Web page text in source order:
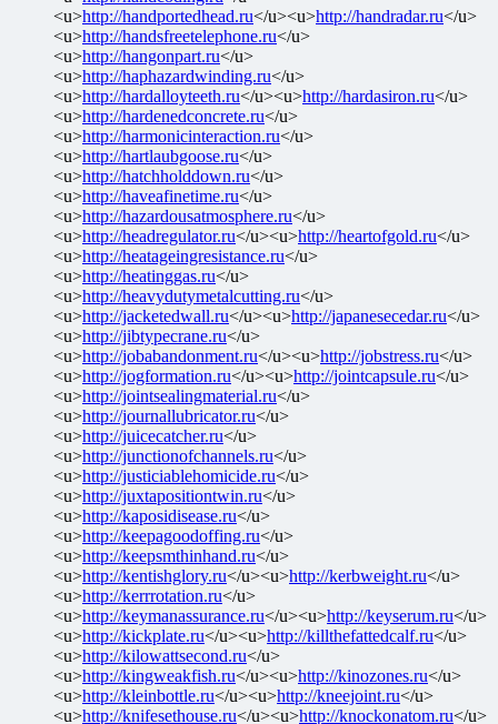
<u>http://handportedhead.ru</u><u>http://handradar.ru</u>
<u>http://handsfreetelephone.ru</u>
<u>http://hangonpart.ru</u>
<u>http://haphazardwinding.ru</u>
<u>http://hardalloyteeth.ru</u><u>http://hardasiron.ru</u>
<u>http://hardenedconcrete.ru</u>
<u>http://harmonicinteraction.ru</u>
<u>http://hartlaubgoose.ru</u>
<u>http://hatchholddown.ru</u>
<u>http://haveafinetime.ru</u>
<u>http://hazardousatmosphere.ru</u>
<u>http://headregulator.ru</u><u>http://heartofgold.ru</u>
<u>http://heatageingresistance.ru</u>
<u>http://heatinggas.ru</u>
<u>http://heavydutymetalcutting.ru</u>
<u>http://jacketedwall.ru</u><u>http://japanesecedar.ru</u>
<u>http://jibtypecrane.ru</u>
<u>http://jobabandonment.ru</u><u>http://jobstress.ru</u>
<u>http://jogformation.ru</u><u>http://jointcapsule.ru</u>
<u>http://jointsealingmaterial.ru</u>
<u>http://journallubricator.ru</u>
<u>http://juicecatcher.ru</u>
<u>http://junctionofchannels.ru</u>
<u>http://justiciablehomicide.ru</u>
<u>http://juxtapositiontwin.ru</u>
<u>http://kaposidisease.ru</u>
<u>http://keepagoodoffing.ru</u>
<u>http://keepsmthinhand.ru</u>
<u>http://kentishglory.ru</u><u>http://kerbweight.ru</u>
<u>http://kerrrotation.ru</u>
<u>http://keymanassurance.ru</u><u>http://keyserum.ru</u>
<u>http://kickplate.ru</u><u>http://killthefattedcalf.ru</u>
<u>http://kilowattsecond.ru</u>
<u>http://kingweakfish.ru</u><u>http://kinozones.ru</u>
<u>http://kleinbottle.ru</u><u>http://kneejoint.ru</u>
<u>http://knifesethouse.ru</u><u>http://knockonatom.ru</u>